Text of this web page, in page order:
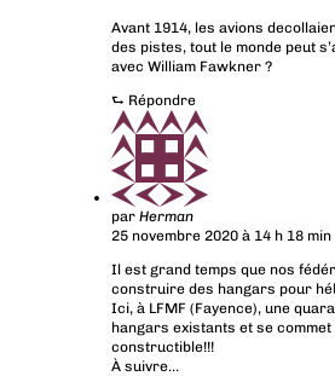
Avant 1914, les avions
des pistes, tout le monde peut
avec William Fawkner ?
⮑ Répondre
par Herman
25 novembre 2020 à 14 h 18 min
Il est grand temps que nos
construire des hangars pour
Ici, à LFMF (Fayence), une
hangars existants et se
constructible!!!
À suivre…